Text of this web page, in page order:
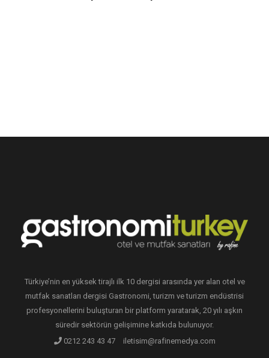
Türkiye’nin en yüksek tirajlı ilk 10 dergisi arasında yer alan otel ve
mutfak sanatları dergisi Gastronomi, turizm ve turizm endüstrisi
profesyonellerini buluşturan bir platform yaratarak, 20 yılı aşkın
süredir sektörün gelişimine katkıda bulunuyor.
0212 243 43 47
iletisim@rafinemedya.com